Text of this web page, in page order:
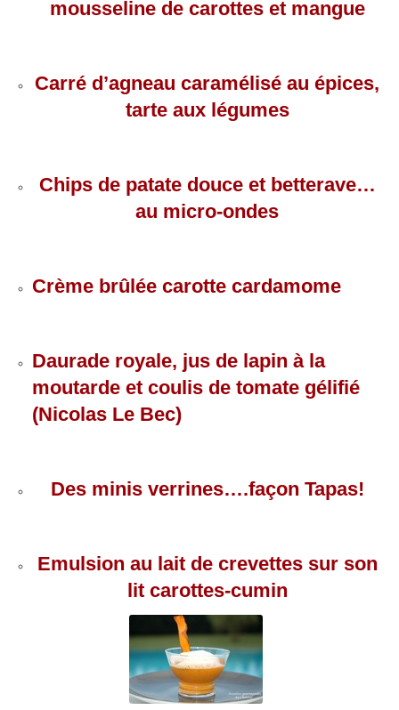
mousseline de carottes et mangue
Carré d’agneau caramélisé au épices,
tarte aux légumes
Chips de patate douce et betterave…
au micro-ondes
Crème brûlée carotte cardamome
Daurade royale, jus de lapin à la
moutarde et coulis de tomate gélifié
(Nicolas Le Bec)
Des minis verrines….façon Tapas!
Emulsion au lait de crevettes sur son
lit carottes-cumin